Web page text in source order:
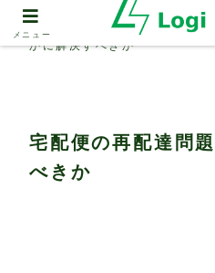
物流基礎知識
かに解決すべきか
宅配便の再配達問
べきか
メニュー